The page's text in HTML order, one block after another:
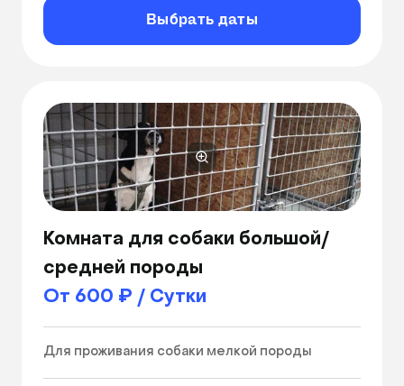
Выбрать даты
Комната для собаки большой/
средней породы
От 600 ₽ / Сутки
Для проживания собаки мелкой породы